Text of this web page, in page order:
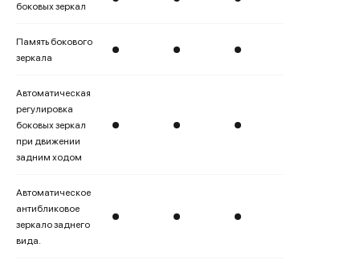
боковых зеркал
Память бокового
зеркала
Автоматическая
регулировка
боковых зеркал
при движении
задним ходом
Автоматическое
антибликовое
зеркало заднего
вида.